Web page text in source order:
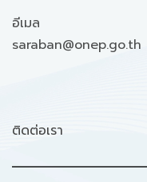
อีเมล
saraban@onep.go.th
ติดต่อเรา